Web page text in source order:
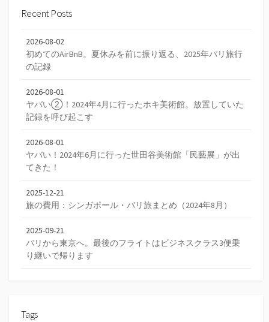
Recent Posts
2026-08-02
初めてのAirBnB。夏休みを前に振り返る、2025年パリ旅行
の記録
2026-08-01
ヤバい②！2024年4月に行ったホキ美術館。放置していた
記録を呼び起こす
2026-08-01
ヤバい！2024年6月に行った世田谷美術館「民藝展」が出
てきた！
2025-12-21
旅の費用：シンガポール・バリ旅まとめ（2024年8月）
2025-09-21
バリから東京へ。最後のフライトはビジネスクラス3便乗
り継いで帰ります
Tags